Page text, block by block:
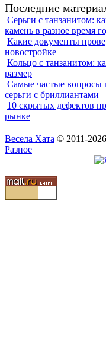
Последние
Серьги с танзанитом:
камень в разное время
Какие документы
новостройке
Кольцо с танзанитом:
размер
Самые частые вопросы
серьги с бриллиантами
10 скрытых дефектов
рынке
Весела Хата © 2011-2026
Разное